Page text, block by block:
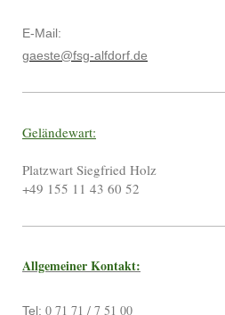
E-Mail:
gaeste@fsg-alfdorf.de
Geländewart:
Platzwart Siegfried Holz
+49 155 11 43 60 52
Allgemeiner Kontakt:
​Tel: 0 71 71 / 7 51 00